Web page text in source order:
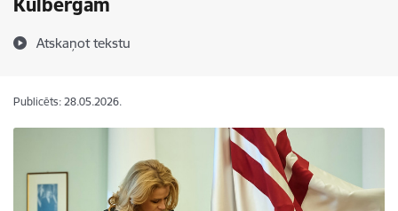
Kulbergam
Atskaņot tekstu
Publicēts: 28.05.2026.